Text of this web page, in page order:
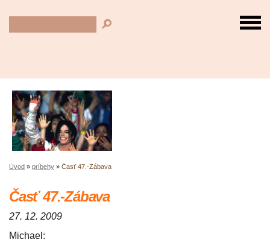
Úvod » príbehy » Časť 47.-Zábava
Časť 47.-Zábava
27. 12. 2009
Michael: